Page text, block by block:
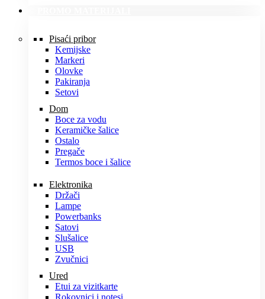
Pisaći pribor
Kemijske
Markeri
Olovke
Pakiranja
Setovi
Dom
Boce za vodu
Keramičke šalice
Ostalo
Pregače
Termos boce i šalice
Elektronika
Držači
Lampe
Powerbanks
Satovi
Slušalice
USB
Zvučnici
Ured
Etui za vizitkarte
Rokovnici i notesi